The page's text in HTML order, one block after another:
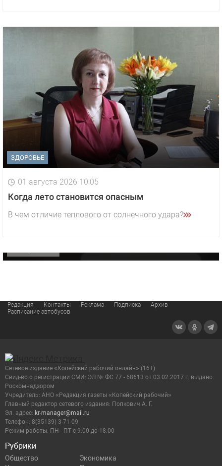
ЗДОРОВЬЕ
01 августа 2026 10:05
Когда лето становится опасным
В чем отличие теплового от солнечного удара?
«Звезда» Метрана стала главным героем нового
Редакция Контакты Реклама Подписка
Архив
Расписание автобусов
Рубрики
Общество
Экономика
Сетевое издание «Копейский рабочий онлайн» (16+)
Cвид-во о регистрации СМИ: ЭЛ № ФС 77 - 68613 от 03.02.2017 г. выдано
Роскомнадзором
Учредитель: АНО «Редакция газеты «Копейский рабочий»
Главный редактор сетевого издания: Попкович А. Г.
Эл. адрес: kr-manager@mail.ru
Телефон: 8(35139) 3-71-09
Режим работы: ПН - ПТ с 9:00 до 18:00